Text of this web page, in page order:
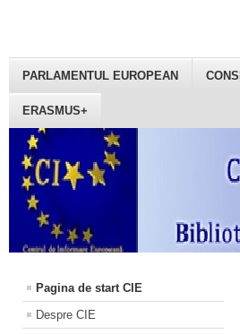
PARLAMENTUL EUROPEAN
ERASMUS+
Pagina de start CIE
Despre CIE